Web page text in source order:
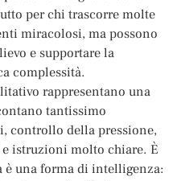
per chi trascorre molte
miracolosi, ma possono
e supportare la
complessità.
rappresentano una
tantissimo
controllo della pressione,
istruzioni molto chiare. È
una forma di intelligenza: